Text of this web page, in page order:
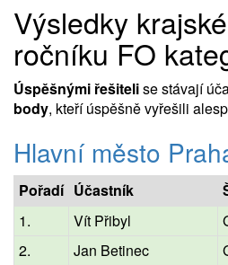
Výsledky
ročníku FO
Úspěšnými řešitelise stávají
body, kteří úspěšně vyřešili
Hlavní město
Pořadí Účastník
1.
Vít Přibyl
2.
Jan Betinec